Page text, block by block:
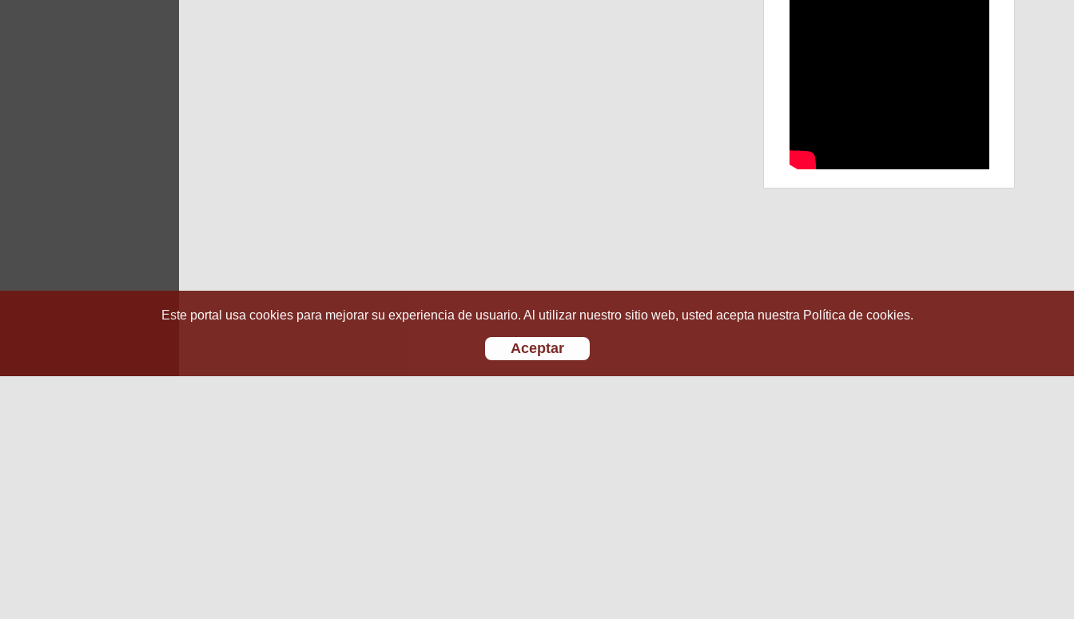
Este portal usa cookies para mejorar su experiencia de usuario. Al utilizar nuestro sitio web, usted acepta nuestra Política de cookies.
Aceptar